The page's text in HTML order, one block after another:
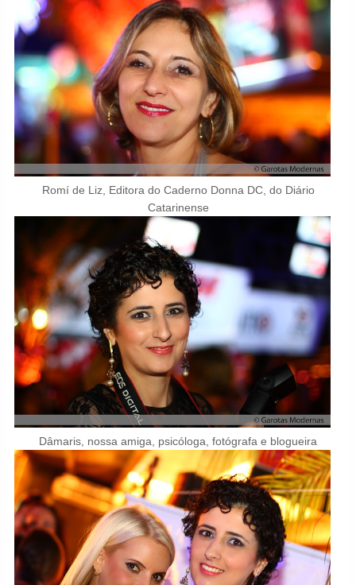
Romí de Liz, Editora do Caderno Donna DC, do Diário
Catarinense
Dâmaris, nossa amiga, psicóloga, fotógrafa e blogueira